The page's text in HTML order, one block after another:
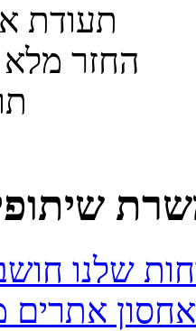
אחסון אתרים